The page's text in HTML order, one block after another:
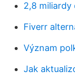
2,8 miliardy
Fiverr
Význam
Jak